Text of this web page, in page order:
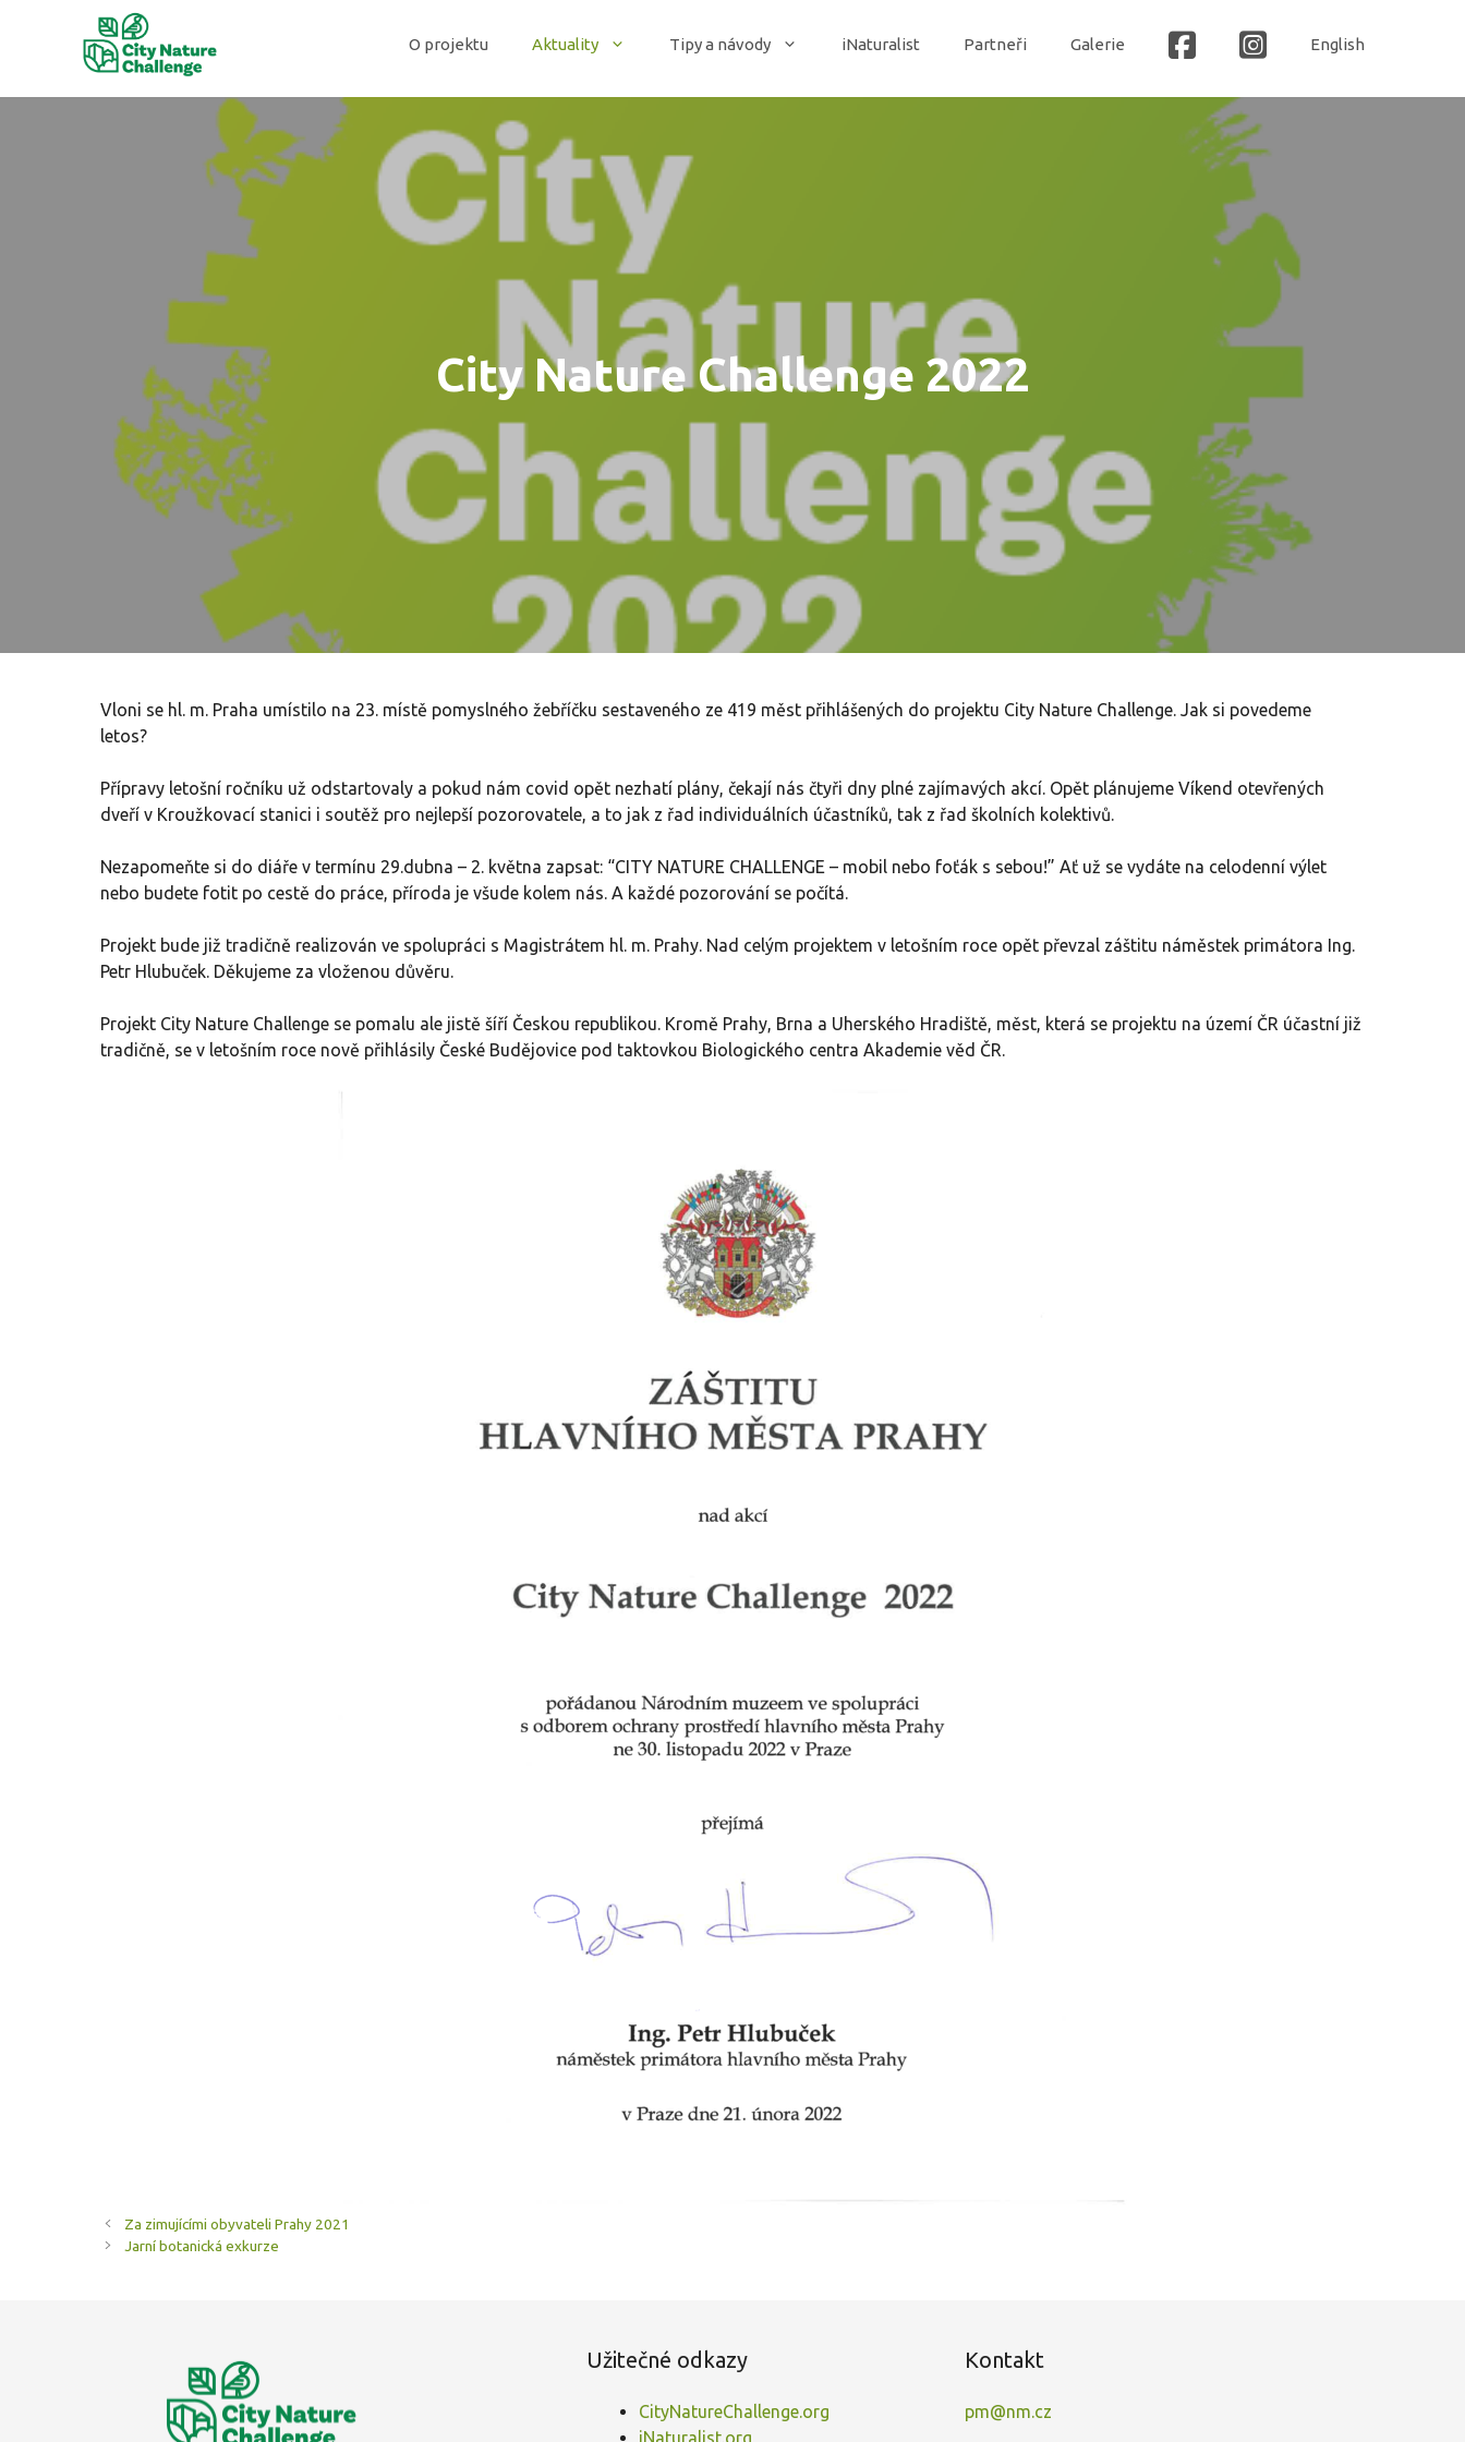
O projektu Aktuality Tipy a návody iNaturalist Partneři Galerie English
City Nature Challenge 2022
Vloni se hl. m. Praha umístilo na 23. místě pomyslného žebříčku sestaveného ze 419 měst přihlášených do projektu City Nature Challenge. Jak si povedeme
letos?
Přípravy letošní ročníku už odstartovaly a pokud nám covid opět nezhatí plány, čekají nás čtyři dny plné zajímavých akcí. Opět plánujeme Víkend otevřených
dveří v Kroužkovací stanici i soutěž pro nejlepší pozorovatele, a to jak z řad individuálních účastníků, tak z řad školních kolektivů.
Nezapomeňte si do diáře v termínu 29.dubna – 2. května zapsat: “CITY NATURE CHALLENGE – mobil nebo foťák s sebou!” Ať už se vydáte na celodenní výlet
nebo budete fotit po cestě do práce, příroda je všude kolem nás. A každé pozorování se počítá.
Projekt bude již tradičně realizován ve spolupráci s Magistrátem hl. m. Prahy. Nad celým projektem v letošním roce opět převzal záštitu náměstek primátora Ing.
Petr Hlubuček. Děkujeme za vloženou důvěru.
Projekt City Nature Challenge se pomalu ale jistě šíří Českou republikou. Kromě Prahy, Brna a Uherského Hradiště, měst, která se projektu na území ČR účastní již
tradičně, se v letošním roce nově přihlásily České Budějovice pod taktovkou Biologického centra Akademie věd ČR.
Za zimujícími obyvateli Prahy 2021
Jarní botanická exkurze
Užitečné odkazy
CityNatureChallenge.org
iNaturalist.org
Kontakt
pm@nm.cz